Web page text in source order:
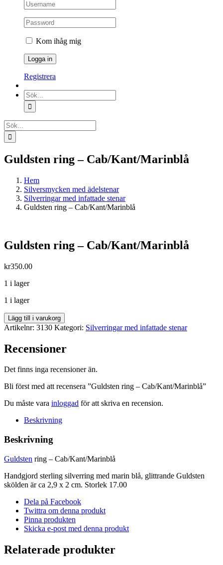
Kom ihåg mig
Registrera
Sök
efter:
Sök
efter:
Guldsten ring – Cab/Kant/Marinblå
Hem
Silversmycken med ädelstenar
Silverringar med infattade stenar
Guldsten ring – Cab/Kant/Marinblå
Guldsten ring – Cab/Kant/Marinblå
kr350.00
1 i lager
1 i lager
Guldsten
ring
Cab/Kant/Marinblå
mängd
Lägg till i varukorg
Artikelnr: 3130 Kategori: Silverringar med infattade stenar
Recensioner
Det finns inga recensioner än.
Bli först med att recensera ”Guldsten ring – Cab/Kant/Marinblå”
Du måste vara inloggad för att skriva en recension.
Beskrivning
Beskrivning
Guldsten ring – Cab/Kant/Marinblå
Handgjord sterling silverring med marin blå, glittrande Guldsten
skölden är ca 2,9 x 2 cm. Storlek 17.00
Dela på Facebook
Twittra om denna produkt
Pinna produkten
Skicka e-post med denna produkt
Relaterade produkter